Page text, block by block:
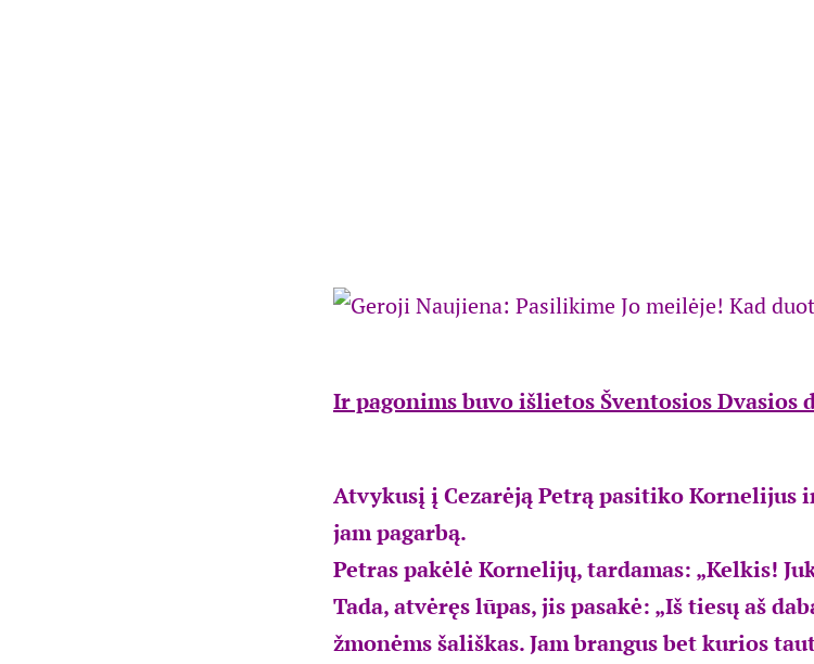
Ir pagonims buvo išlietos Šventosios Dvasios
Atvykusį į Cezarėją Petrą pasitiko Kornelijus
jam pagarbą.
Petras pakėlė Kornelijų, tardamas: „Kelkis!
Tada, atvėręs lūpas, jis pasakė: „Iš tiesų aš
žmonėms šališkas. Jam brangus bet kurios